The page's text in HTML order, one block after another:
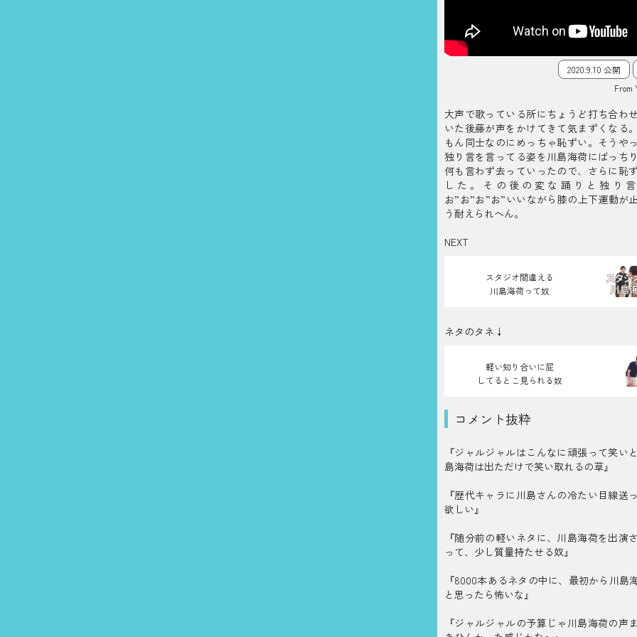
2020.9.10 公開
From
大声で歌っている所にちょうど打ち合わ
いた後藤が声をかけてきて気まずくなる
もん同士なのにめっちゃ恥ずい。そうや
独り言を言ってる姿を川島海荷にばっち
何も言わず去っていったので、さらに恥
した。その後の変な踊りと独り
お”お”お”お”いいながら膝の上下運動が
う耐えられへん。
NEXT
スタジオ間違える
川島海荷って奴
ネタのタネ↓
軽い知り合いに屁
してるとこ見られる奴
コメント抜粋
『ジャルジャルはこんなに頑張って笑い
島海荷は出ただけで笑い取れるの草』
『歴代キャラに川島さんの冷たい目線送
欲しい』
『随分前の軽いネタに、川島海荷を出演
って、少し質量持たせる奴』
『8000本あるネタの中に、最初から川島
と思ったら怖いな』
『ジャルジャルの予算じゃ川島海荷の声